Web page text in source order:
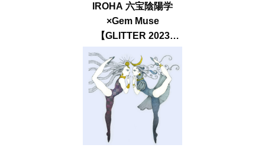
IROHA 六宝陰陽学
×Gem Muse
【GLITTER 2023
SUMMER issue】